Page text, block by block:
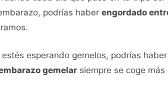
podrías haber engordado
esperando gemelos, podrías
gemelar siempre se coge más